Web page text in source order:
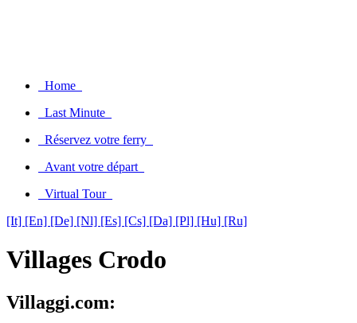
Home
Last Minute
Réservez votre ferry
Avant votre départ
Virtual Tour
[It] [En] [De] [Nl] [Es] [Cs] [Da] [Pl] [Hu] [Ru]
Villages Crodo
Villaggi.com: